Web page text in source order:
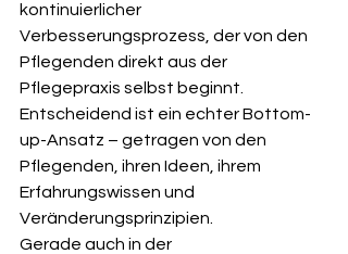
kontinuierlicher
Verbesserungsprozess, der von den
Pflegenden direkt aus der
Pflegepraxis selbst beginnt.
Entscheidend ist ein echter Bottom-
up-Ansatz – getragen von den
Pflegenden, ihren Ideen, ihrem
Erfahrungswissen und
Veränderungsprinzipien.
Gerade auch in der